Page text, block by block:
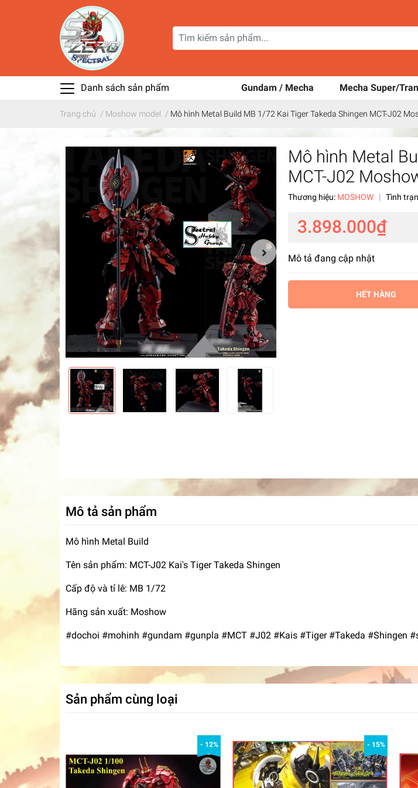
Danh sách sản phẩm Gundam / Mecha Mecha Super/
Trang chủ / Moshow model / Mô hình Metal Build MB 1/72 Kai Tiger Takeda Shingen MCT-J02
Mô hình Metal
MCT-J02
Thương hiệu: MOSHOW | Tình
3.898.000₫
Mô tả đang cập nhật
HẾT HÀNG
Mô tả sản phẩm
Mô hình Metal Build
Tên sản phẩm: MCT-J02 Kai's Tiger Takeda Shingen
Cấp độ và tỉ lê: MB 1/72
Hãng sản xuất: Moshow
#dochoi #mohinh #gundam #gunpla #MCT #J02 #Kais #Tiger #Takeda #Shingen
Sản phẩm cùng loại
- 12% - 15%